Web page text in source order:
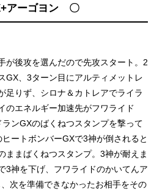
アーゴヨン 〇
が後攻を選んだので先攻スタート。2
GX、3ターン目にアルティメットレ
足りず、シロナ＆カトレアでライラ
のエネルギー加速先がフワライド
ンGXのばくねつスタンプを撃って
ートボンバーGXで3神が倒されると
ままばくねつスタンプ。3神が耐えま
3神を下げ、フワライドのかいてんア
次を準備できなかったお相手をその